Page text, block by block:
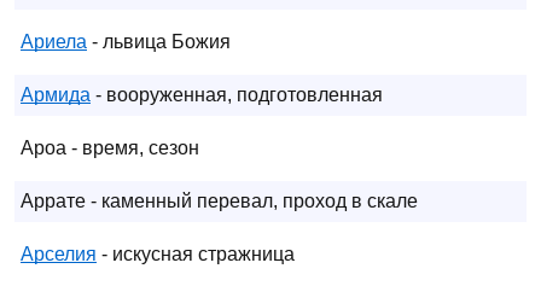
Ариела - львица Божия
Армида - вооруженная, подготовленная
Ароа - время, сезон
Аррате - каменный перевал, проход в скале
Арселия - искусная стражница